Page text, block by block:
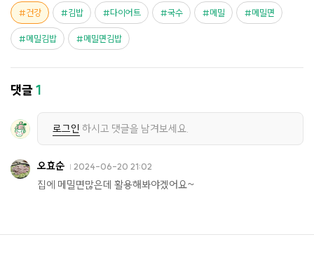
건강 김밥 다이어트 국수 메밀 메밀면
메밀김밥 메밀면김밥
댓글1
로그인 하시고 댓글을 남겨보세요.
오효순 2024-06-20 21:02
집에 메밀면많은데 활용해봐야겠어요~